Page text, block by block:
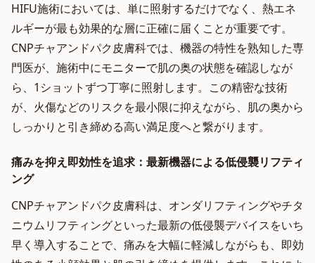
HIFU施術においては、単に照射するだけでなく、熱エネ
ルギーが最も効果的な層に正確に届くことが重要です。
CNPチャアンドパク皮膚科では、機器の特性を熟知した専
門医が、施術中にモニターで肌の奥の状態を確認しなが
ら、1ショットずつ丁寧に照射します。この精密な技術
が、火傷などのリスクを最小限に抑えながら、肌の奥から
しっかりと引き締める高い満足度へと繋がります。
痛みを抑え即効性を追求：最新機器による低侵襲リフティ
ング
CNPチャアンドパク皮膚科は、オンダリフティングやチタ
ニウムリフティングといった最新の低侵襲デバイスをいち
早く導入することで、痛みを大幅に軽減しながらも、即効